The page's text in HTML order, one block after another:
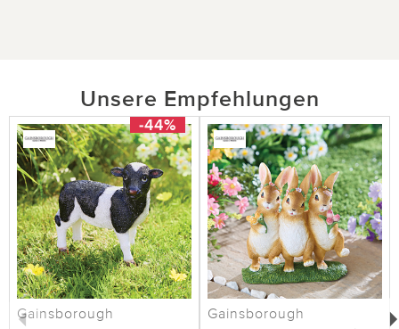
Unsere Empfehlungen
-44%
Gainsborough Gainsborough